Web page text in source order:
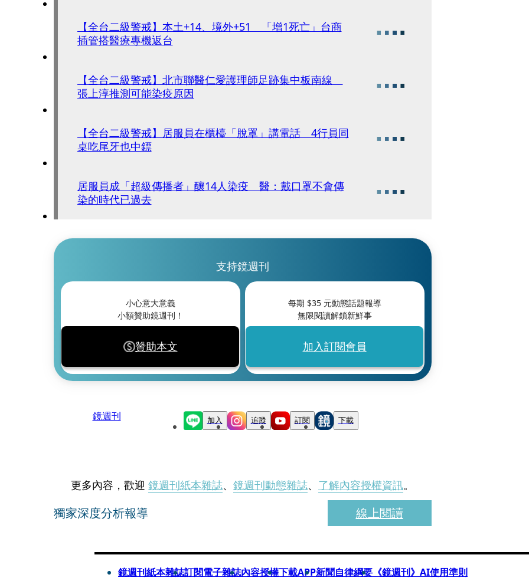
【全台二級警戒】本土+14、境外+51 「增1死亡」台商
插管搭醫療專機返台
【全台二級警戒】北市聯醫仁愛護理師足跡集中板南線
張上淳推測可能染疫原因
【全台二級警戒】居服員在櫃檯「脫罩」講電話 4行員同
桌吃尾牙也中鏢
居服員成「超級傳播者」釀14人染疫 醫：戴口罩不會傳
染的時代已過去
支持鏡週刊
小心意大意義
小額贊助鏡週刊！
贊助本文
每期 $35元動態話題報導
無限閱讀解鎖新鮮事
加入訂閱會員
鏡週刊 加入 追蹤 訂閱 下載
更多內容，歡迎 鏡週刊紙本雜誌、 鏡週刊動態雜誌、 了解內容授權資訊。
獨家深度分析報導 線上閱讀
鏡週刊紙本雜誌訂閱電子雜誌內容授權下載APP新聞自律綱要 《鏡週刊》AI使用準則